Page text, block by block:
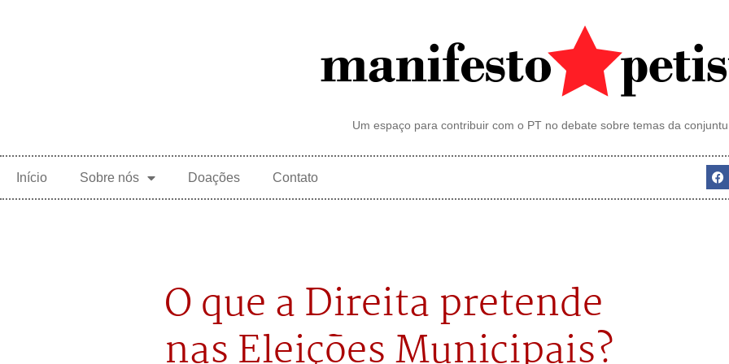
Um espaço para contribuir com o PT no debate sobre temas da
Início Sobre nós Doações Contato
O que a Direita pretende